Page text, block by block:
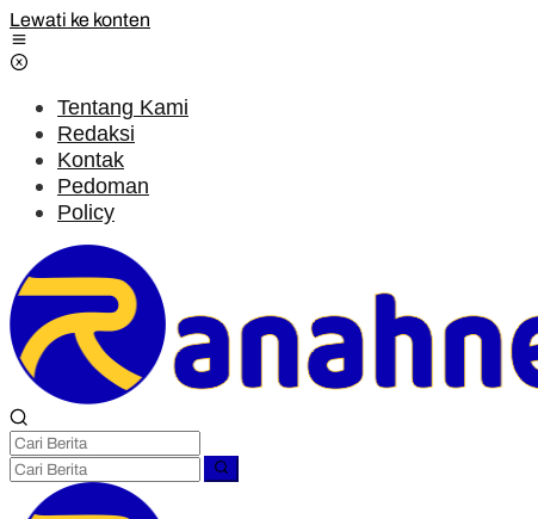
Lewati ke konten
Tentang Kami
Redaksi
Kontak
Pedoman
Policy